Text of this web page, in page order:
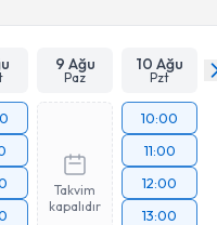
9 Ağu
Paz
10 Ağu
Pzt
Takvim
kapalıdır
10:00
11:00
12:00
13:00